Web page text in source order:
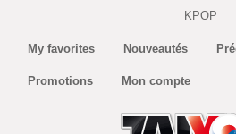
KPOP
My favorites Nouveautés
Promotions Mon compte